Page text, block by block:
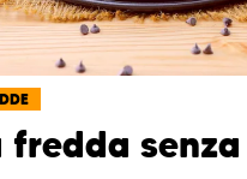
fredda